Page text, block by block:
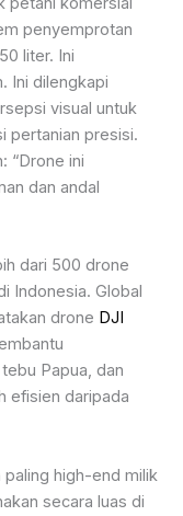
penyemprotan
liter. Ini
Ini dilengkapi
visual untuk
pertanian presisi.
“Drone ini
dan andal
dari 500 drone
Indonesia. Global
drone DJI
Papua, dan
efisien daripada
high-end milik
secara luas di